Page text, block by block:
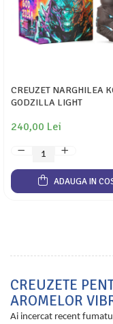
CREUZET NARGHILEA
GODZILLA LIGHT
240,00 Lei
ADAUGA IN
CREUZETE
AROMELOR
Ai incercat recent